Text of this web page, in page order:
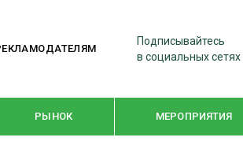
Подписывайтесь
в социальных сетях
РЫНОК МЕРОПРИЯТИЯ